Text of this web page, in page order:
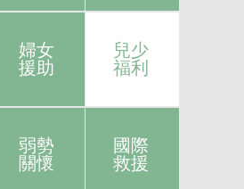
婦女
援助
兒少
福利
弱勢
關懷
國際
救援